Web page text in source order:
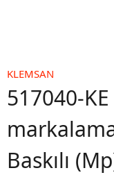
KLEMSAN
517040-
Baskılı